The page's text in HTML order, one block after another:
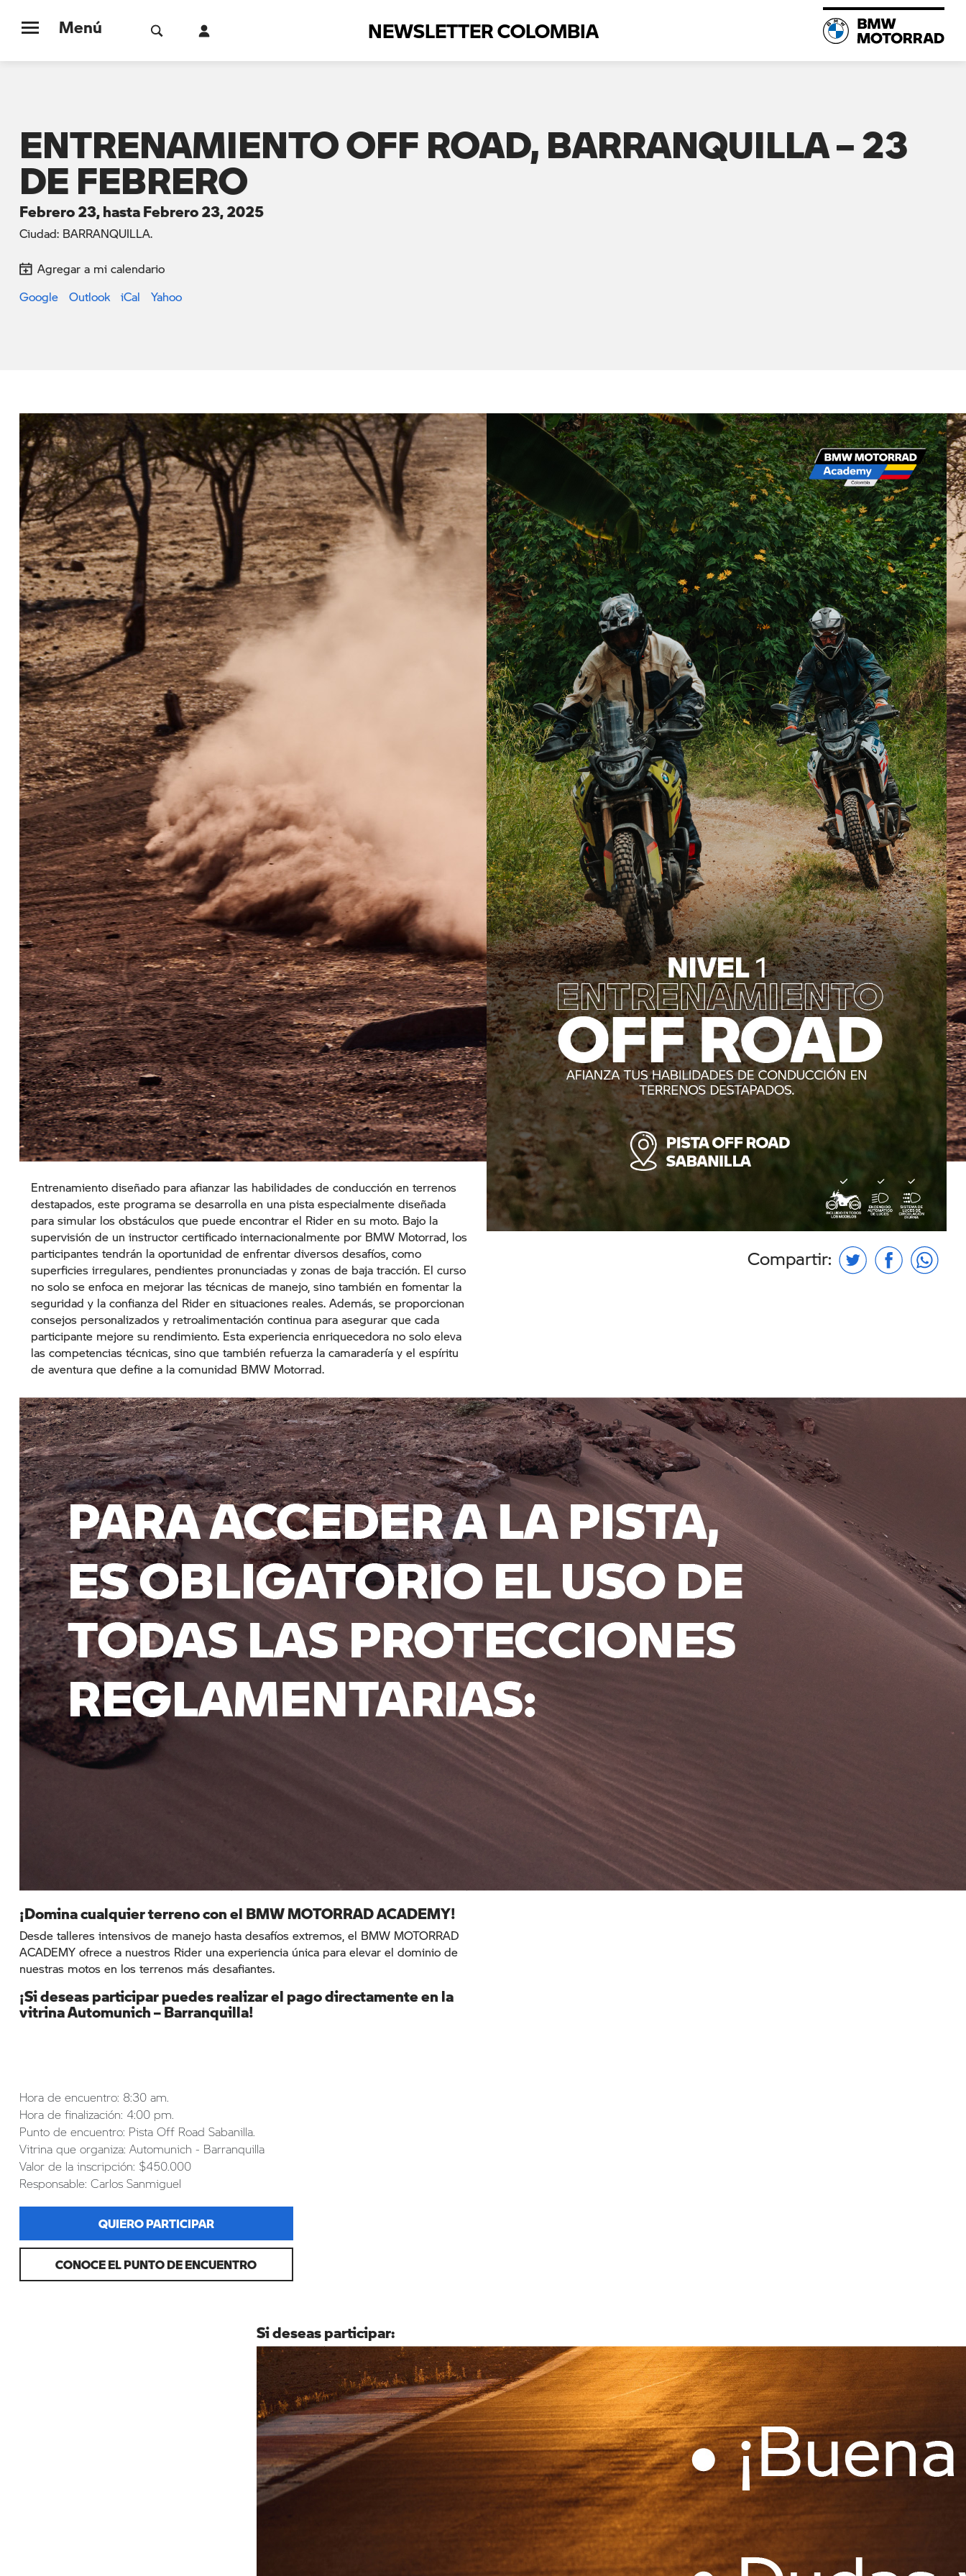
Menú NEWSLETTER COLOMBIA
ENTRENAMIENTO OFF ROAD, BARRANQUILLA – 23
DE FEBRERO
Febrero 23, hasta Febrero 23, 2025
Ciudad: BARRANQUILLA.
Agregar a mi calendario
Google
Outlook iCal Yahoo
Entrenamiento diseñado para afianzar las habilidades de conducción en terrenos
destapados, este programa se desarrolla en una pista especialmente diseñada
para simular los obstáculos que puede encontrar el Rider en su moto. Bajo la
supervisión de un instructor certificado internacionalmente por BMW Motorrad, los
participantes tendrán la oportunidad de enfrentar diversos desafíos, como
superficies irregulares, pendientes pronunciadas y zonas de baja tracción. El curso
no solo se enfoca en mejorar las técnicas de manejo, sino también en fomentar la
seguridad y la confianza del Rider en situaciones reales. Además, se proporcionan
consejos personalizados y retroalimentación continua para asegurar que cada
participante mejore su rendimiento. Esta experiencia enriquecedora no solo eleva
las competencias técnicas, sino que también refuerza la camaradería y el espíritu
de aventura que define a la comunidad BMW Motorrad.
¡Domina cualquier terreno con el BMW MOTORRAD ACADEMY!
Desde talleres intensivos de manejo hasta desafíos extremos, el BMW MOTORRAD
ACADEMY ofrece a nuestros Rider una experiencia única para elevar el dominio de
nuestras motos en los terrenos más desafiantes.
¡Si deseas participar puedes realizar el pago directamente en la
vitrina Automunich – Barranquilla!
Hora de encuentro: 8:30 am.
Hora de finalización: 4:00 pm.
Punto de encuentro: Pista Off Road Sabanilla.
Vitrina que organiza: Automunich - Barranquilla
Valor de la inscripción: $450.000
Responsable: Carlos Sanmiguel
QUIERO PARTICIPAR
CONOCE EL PUNTO DE ENCUENTRO
Compartir:
Si deseas participar: